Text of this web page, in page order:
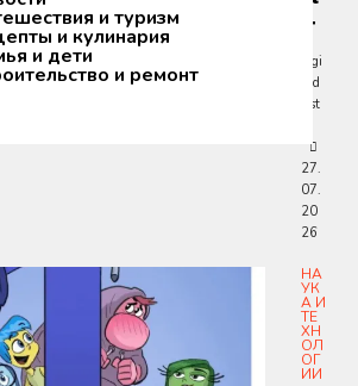
Т
digi
ind
ust
27.
07.
20
26
НА
УК
А И
ТЕ
ХН
ОЛ
ОГ
ИИ
и туризм
и кулинария
и дети
и ремонт